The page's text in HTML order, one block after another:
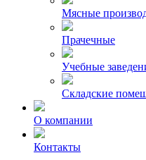
Мясные
Прачечные
Учебные
Складские
О компании
Контакты